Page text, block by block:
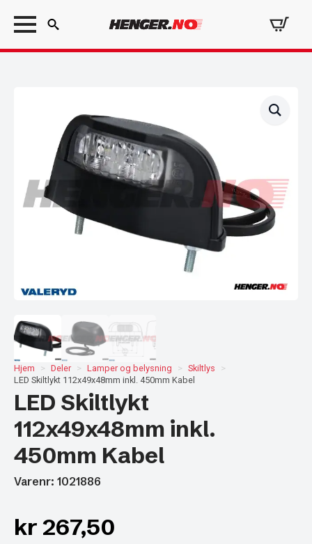
Search
Hjem Deler Lamper og belysning
Skiltlys
LED Skiltlykt 112x49x48mm inkl. 450mm Kabel
LED Skiltlykt
112x49x48mm inkl.
450mm Kabel
Varenr: 1021886
kr 267,50